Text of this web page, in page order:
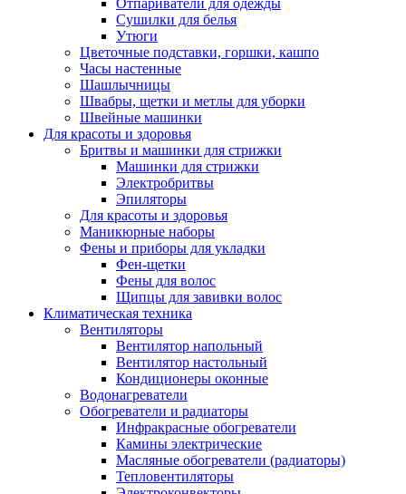
Отпариватели для одежды
Сушилки для белья
Утюги
Цветочные подставки, горшки, кашпо
Часы настенные
Шашлычницы
Швабры, щетки и метлы для уборки
Швейные машинки
Для красоты и здоровья
Бритвы и машинки для стрижки
Машинки для стрижки
Электробритвы
Эпиляторы
Для красоты и здоровья
Маникюрные наборы
Фены и приборы для укладки
Фен-щетки
Фены для волос
Щипцы для завивки волос
Климатическая техника
Вентиляторы
Вентилятор напольный
Вентилятор настольный
Кондиционеры оконные
Водонагреватели
Обогреватели и радиаторы
Инфракрасные обогреватели
Камины электрические
Масляные обогреватели (радиаторы)
Тепловентиляторы